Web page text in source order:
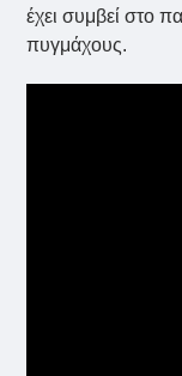
έχει συμβεί στο
πυγμάχους.